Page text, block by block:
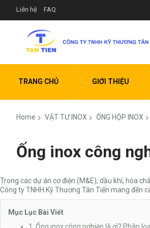
Liên hệ FAQ
TRANG CHỦ GIỚI THIỆU
Home VẬT TƯ INOX ỐNG HỘP INOX
Ống inox công
Trong các dự án cơ điện (M&E), dầu khí, hóa
Công ty TNHH Kỹ Thương Tân Tiến mang
Mục Lục Bài Viết